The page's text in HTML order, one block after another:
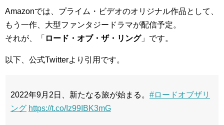
Amazonでは、プライム・ビデオのオリジナル作品として、
もう一作、大型ファンタジードラマが配信予定。
それが、「 ロード・オブ・ザ・リング」です。
以下、公式Twitterより引用です。
2022年9月2日、新たなる旅が始まる。 #ロードオブザリ
ング https://t.co/Iz99IBK3mG